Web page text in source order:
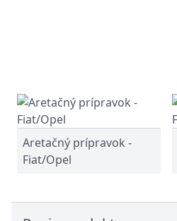
Aretačný prípravok -
Fiat/Opel